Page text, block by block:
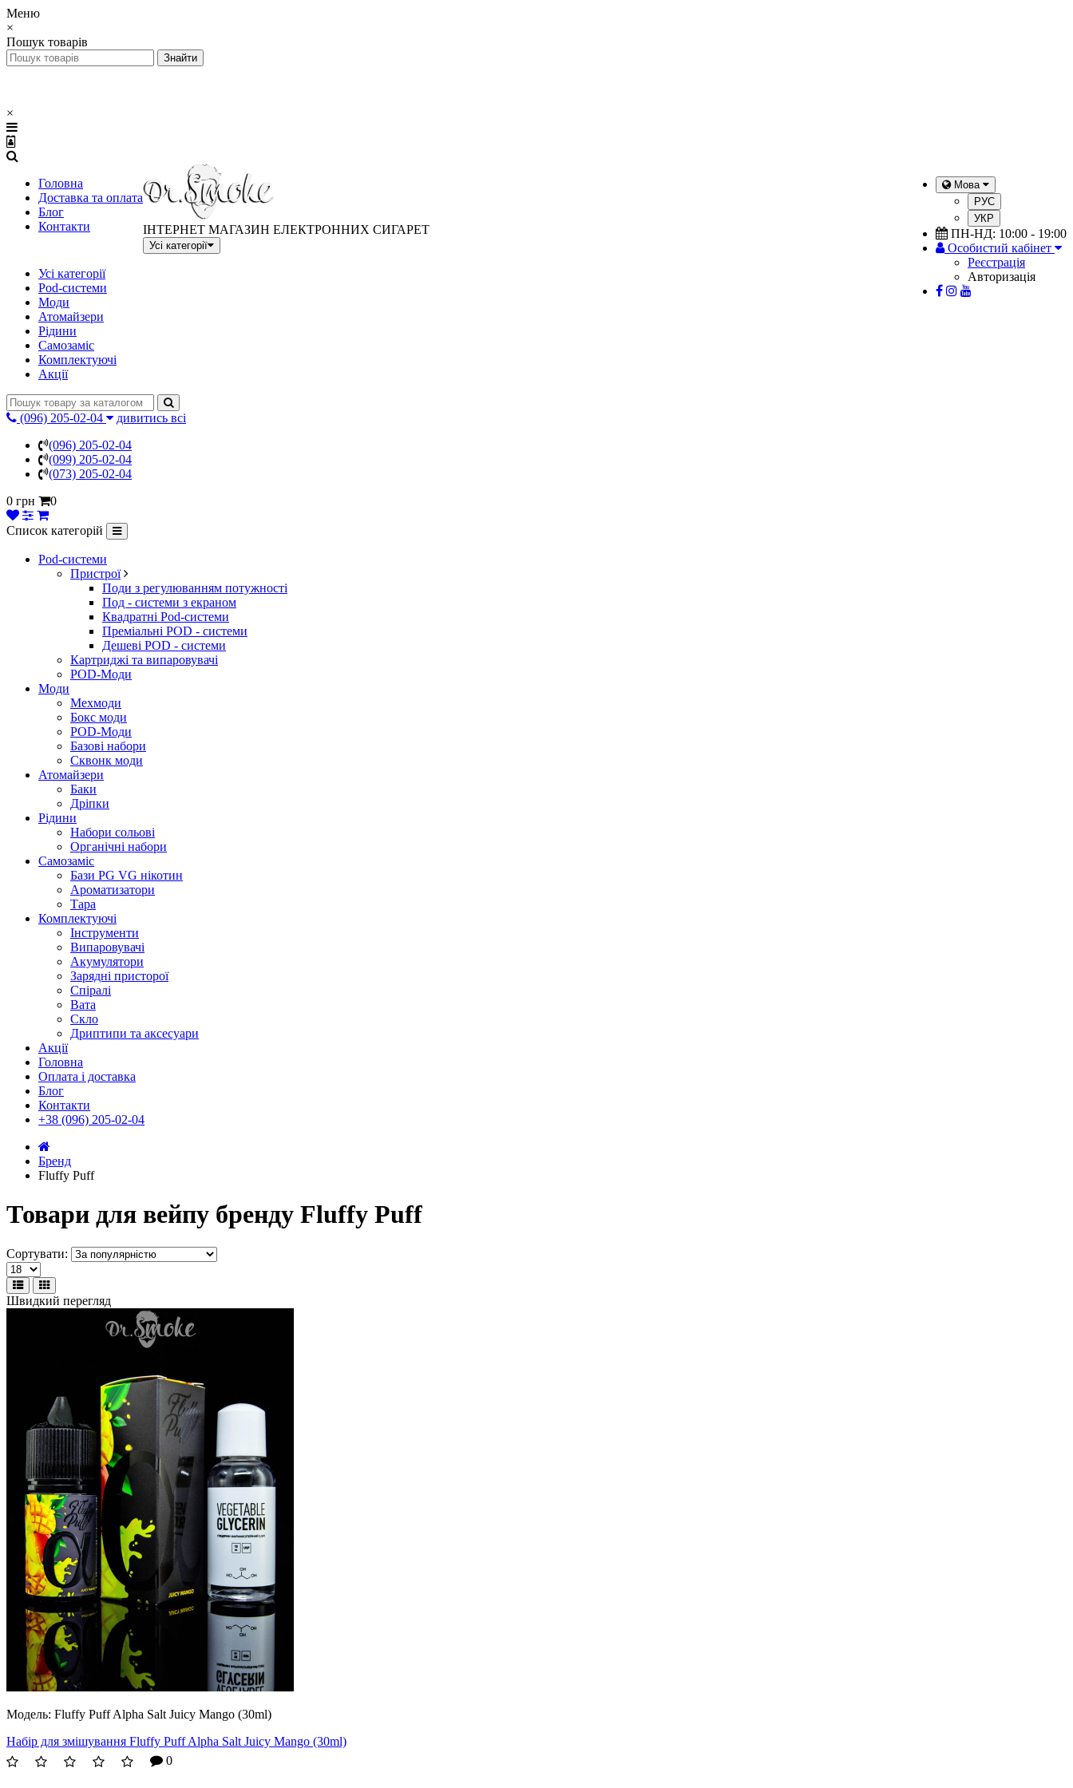
Меню
×
Пошук товарів
×
Головна
Доставка та оплата
Блог
Контакти
Мова
РУС
УКР
ПН-НД: 10:00 - 19:00
Особистий кабінет
Реєстрація
Авторизація
ІНТЕРНЕТ МАГАЗИН ЕЛЕКТРОННИХ СИГАРЕТ
Усі категорії
Усі категорії
Pod-системи
Моди
Атомайзери
Рідини
Самозаміс
Комплектуючі
Акції
(096) 205-02-04
дивитись всі
(096) 205-02-04
(099) 205-02-04
(073) 205-02-04
0 грн
0
Список категорій
Pod-системи
Пристрої
Поди з регулюванням потужності
Под - системи з екраном
Квадратні Pod-системи
Преміальні POD - системи
Дешеві POD - системи
Картриджі та випаровувачі
POD-Моди
Моди
Мехмоди
Бокс моди
POD-Моди
Базові набори
Сквонк моди
Атомайзери
Баки
Дріпки
Рідини
Набори сольові
Органічні набори
Самозаміс
Бази PG VG нікотин
Ароматизатори
Тара
Комплектуючі
Інструменти
Випаровувачі
Акумулятори
Зарядні присторої
Спіралі
Вата
Скло
Дриптипи та аксесуари
Акції
Головна
Оплата і доставка
Блог
Контакти
+38 (096) 205-02-04
Бренд
Fluffy Puff
Товари для вейпу бренду Fluffy Puff
Сортувати:
Швидкий перегляд
Модель: Fluffy Puff Alpha Salt Juicy Mango (30ml)
Набір для змішування Fluffy Puff Alpha Salt Juicy Mango (30ml)
0